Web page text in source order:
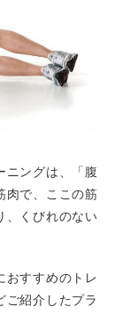
ニングは、「腹
肉で、ここの筋
、くびれのない
おすすめのトレ
ご紹介したプラ